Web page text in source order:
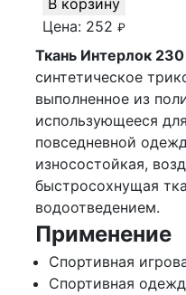
В корзину
Цена: 252 ₽
Ткань Интерлок 230
синтетическое
выполненное из
использующееся
повседневной
износостойкая,
быстросохнущая
водоотведением.
Применение
Спортивная
Спортивная